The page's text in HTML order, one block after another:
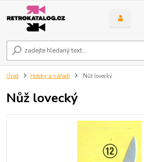
Úvod Hobby a nářadí Nůž lovecký
Nůž lovecký